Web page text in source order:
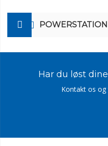
POWERSTATION
Har du løst
Kontakt os